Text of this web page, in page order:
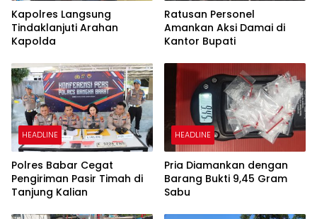
Kapolres Langsung
Tindaklanjuti Arahan
Kapolda
Ratusan Personel
Amankan Aksi Damai di
Kantor Bupati
HEADLINE
Polres Babar Cegat
Pengiriman Pasir Timah di
Tanjung Kalian
HEADLINE
Pria Diamankan dengan
Barang Bukti 9,45 Gram
Sabu